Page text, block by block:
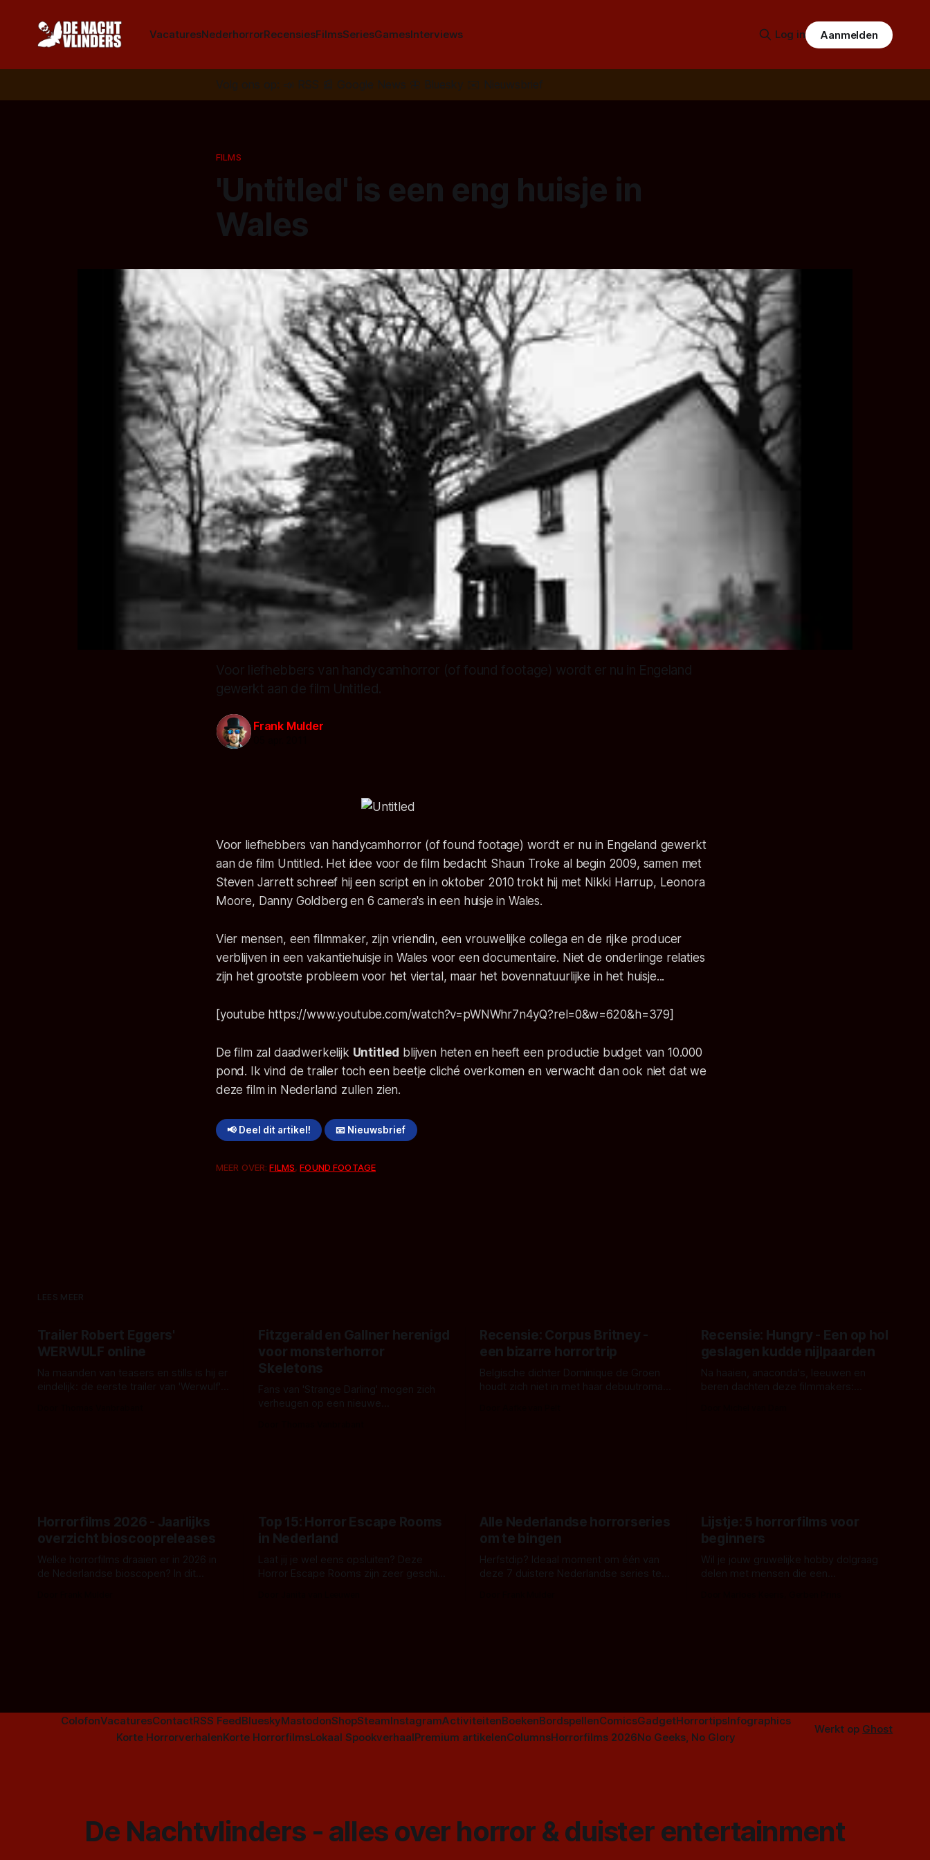
VacaturesNederhorrorRecensiesFilmsSeriesGamesInterviews Log in Aanmelden
Volg ons op: 📣 RSS 📰 Google News 🦋 Bluesky ✉️ Nieuwsbrief
FILMS
'Untitled' is een eng huisje in
Wales
Voor liefhebbers van handycamhorror (of found footage) wordt er nu in Engeland
gewerkt aan de film Untitled.
Frank Mulder
Voor liefhebbers van handycamhorror (offound footage) wordt er nu in Engeland gewerkt
aan de film Untitled. Het idee voor de film bedacht Shaun Troke al begin 2009, samen met
Steven Jarrett schreef hij een script en in oktober 2010 trokt hij met Nikki Harrup, Leonora
Moore, Danny Goldberg en 6 camera's in een huisje in Wales.
Vier mensen, een filmmaker, zijn vriendin, een vrouwelijke collega en de rijke producer
verblijven in een vakantiehuisje in Wales voor een documentaire. Niet de onderlinge relaties
zijn het grootste probleem voor het viertal, maar het bovennatuurlijke in het huisje...
[youtube https://www.youtube.com/watch?v=pWNWhr7n4yQ?rel=0&w=620&h=379]
De film zal daadwerkelijk Untitled blijven heten en heeft een productie budget van 10.000
pond. Ik vind de trailer toch een beetje cliché overkomen en verwacht dan ook niet dat we
deze film in Nederland zullen zien.
📢 Deel dit artikel! 📧 Nieuwsbrief
MEER OVER:FILMS,FOUND FOOTAGE
LEES MEER
Trailer Robert Eggers'
WERWULF online
Na maanden van teasers en stills is hij er
eindelijk: de eerste trailer van 'Werwulf'.
Fitzgerald en Gallner herenigd
voor monsterhorror
Skeletons
Fans van 'Strange Darling' mogen zich
verheugen op een nieuwe
Recensie: Corpus Britney -
een bizarre horrortrip
Belgische dichter Dominique de Groen
houdt zich niet in met haar debuutroman.
Recensie: Hungry - Een op hol
geslagen kudde nijlpaarden
Na haaien, anaconda's, leeuwen en
beren dachten deze filmmakers:
Horrorfilms 2026 - Jaarlijks
overzicht bioscoopreleases
Welke horrorfilms draaien er in 2026 in
de Nederlandse bioscopen? In dit
Top 15: Horror Escape Rooms
in Nederland
Laat jij je wel eens opsluiten? Deze
Horror Escape Rooms zijn zeer geschikt
Alle Nederlandse horrorseries
om te bingen
Herfstdip? Ideaal moment om één van
deze 7 duistere Nederlandse series te
Lijstje: 5 horrorfilms voor
beginners
Wil je jouw gruwelijke hobby dolgraag
delen met mensen die een
ColofonVacaturesContactRSS FeedBlueskyMastodonShopSteamInstagramActiviteitenBoekenBordspellenComicsGadgetHorrortipsInfographics
Korte HorrorverhalenKorte HorrorfilmsLokaal SpookverhaalPremium artikelenColumnsHorrorfilms 2026No Geeks, No Glory
Werkt op Ghost
De Nachtvlinders - alles over horror & duister entertainment